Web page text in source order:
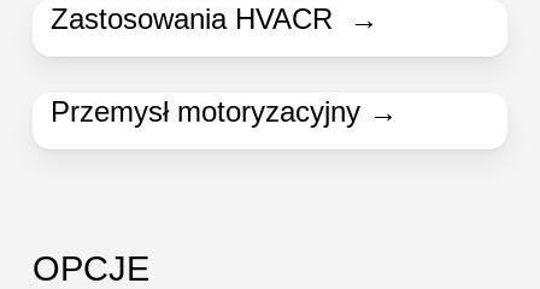
Zastosowania HVACR →
Przemysł motoryzacyjny →
OPCJE